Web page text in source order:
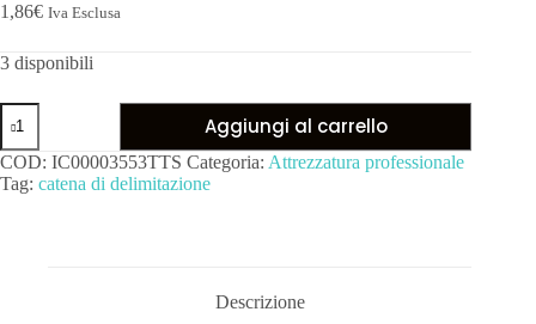
1,86€ Iva Esclusa
3 disponibili
Aggiungi al carrello
COD: IC00003553TTS Categoria: Attrezzatura professionale
Tag: catena di delimitazione
Descrizione